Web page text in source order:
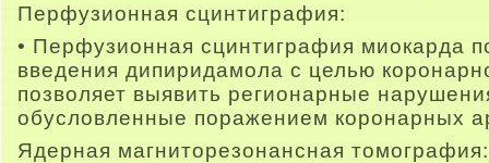
Перфузионная сцинтиграфия:
• Перфузионная сцинтиграфия миокарда
введения дипиридамола с целью
позволяет выявить регионарные
обусловленные поражением коронарных
Ядерная магниторезонансная томография: